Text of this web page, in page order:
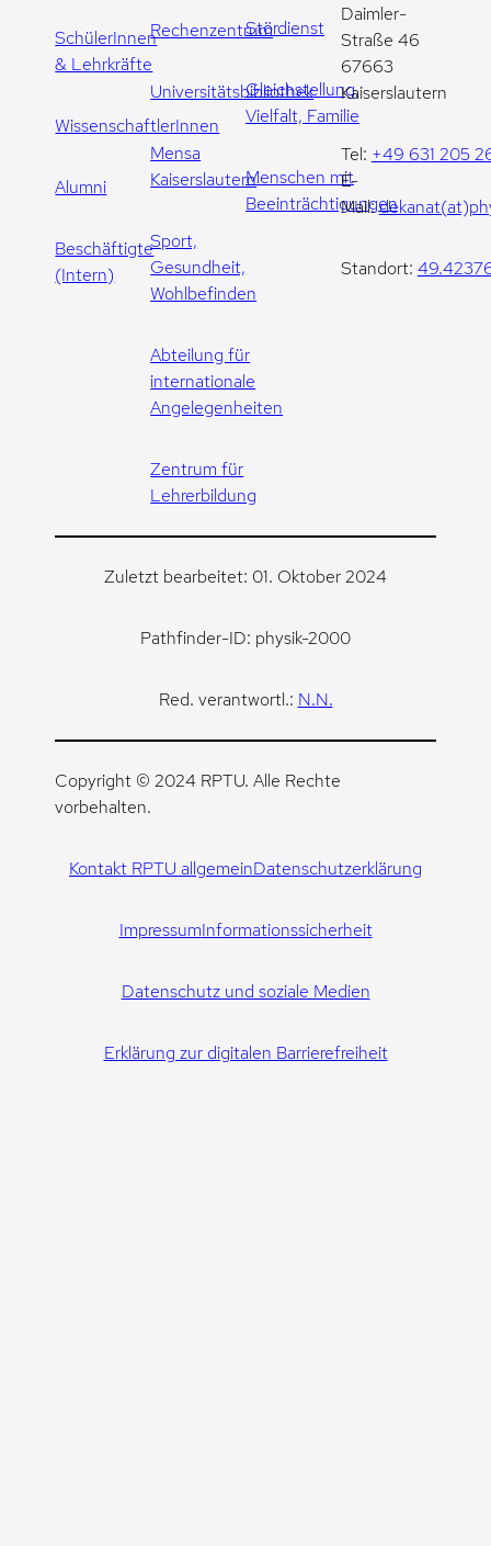
SchülerInnen
& Lehrkräfte
WissenschaftlerInnen
Alumni
Beschäftigte
(Intern)
Rechenzentrum
Universitätsbibliothek
Mensa
Kaiserslautern
Sport,
Gesundheit,
Wohlbefinden
Abteilung für
internationale
Angelegenheiten
Zentrum für
Lehrerbildung
Stördienst
Gleichstellung,
Vielfalt, Familie
Menschen mit
Beeinträchtigungen
Daimler-
Straße 46
67663
Kaiserslautern
Tel: +49 631 205
E-
Mail:
Standort:
Zuletzt bearbeitet: 01. Oktober 2024
Pathfinder-ID: physik-2000
Red. verantwortl.: N.N.
Copyright © 2024 RPTU. Alle Rechte
vorbehalten.
Kontakt RPTU allgemeinDatenschutzerklärung
ImpressumInformationssicherheit
Datenschutz und soziale Medien
Erklärung zur digitalen Barrierefreiheit